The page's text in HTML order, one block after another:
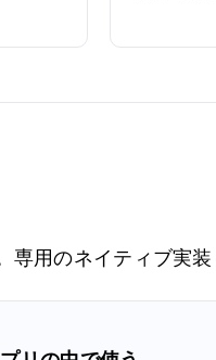
専用のネイティブ実